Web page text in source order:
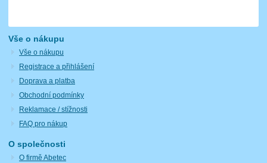
Vše o nákupu
Vše o nákupu
Registrace a přihlášení
Doprava a platba
Obchodní podmínky
Reklamace / stížnosti
FAQ pro nákup
O společnosti
O firmě Abetec